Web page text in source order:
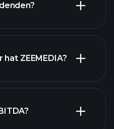
ZEEMEDIA
ZEEMEDIA?